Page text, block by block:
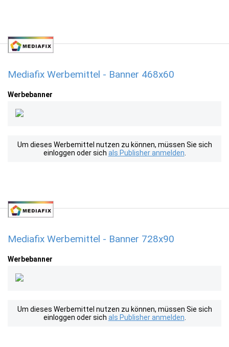
Mediafix Werbemittel - Banner 468x60
Werbebanner
Um dieses Werbemittel nutzen zu können, müssen Sie sich
einloggen oder sich als Publisher anmelden
Mediafix Werbemittel - Banner 728x90
Werbebanner
Um dieses Werbemittel nutzen zu können, müssen Sie sich
einloggen oder sich als Publisher anmelden